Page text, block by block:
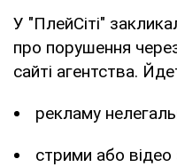
У "ПлейСіті"
про порушення
сайті агентства.
рекламу
стрими або